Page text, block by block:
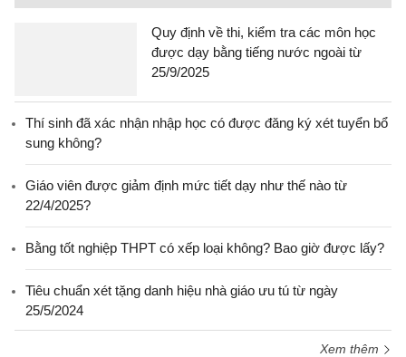
Quy định về thi, kiểm tra các môn học
được dạy bằng tiếng nước ngoài từ
25/9/2025
Thí sinh đã xác nhận nhập học có được đăng ký xét tuyển bổ
sung không?
Giáo viên được giảm định mức tiết dạy như thế nào từ
22/4/2025?
Bằng tốt nghiệp THPT có xếp loại không? Bao giờ được lấy?
Tiêu chuẩn xét tặng danh hiệu nhà giáo ưu tú từ ngày
25/5/2024
Xem thêm